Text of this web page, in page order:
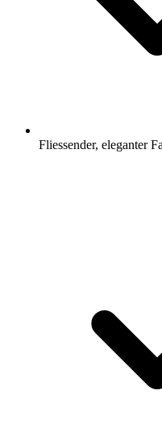
Fliessender, eleganter